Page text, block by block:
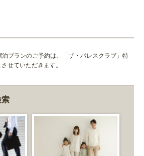
プランのご予約は、「ザ・パレスクラブ」特
せていただきます。
索